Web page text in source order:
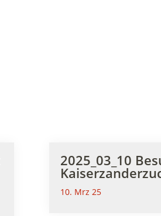
2025_03_10
10. Mrz 25